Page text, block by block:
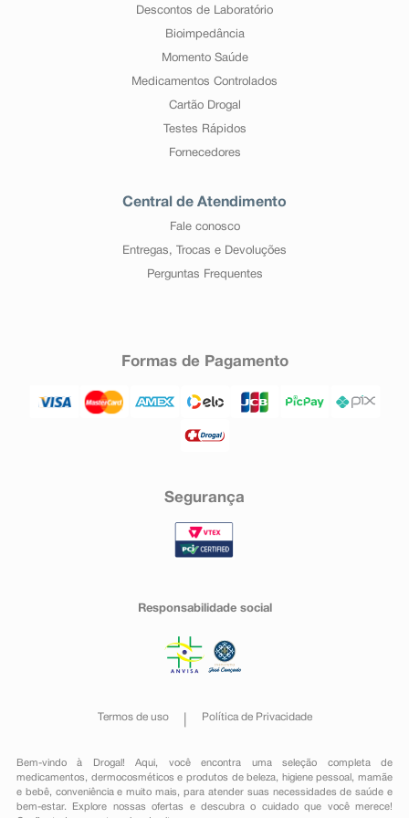
Descontos de Laboratório
Bioimpedância
Momento Saúde
Medicamentos Controlados
Cartão Drogal
Testes Rápidos
Fornecedores
Central de Atendimento
Fale conosco
Entregas, Trocas e Devoluções
Perguntas Frequentes
Formas de Pagamento
Segurança
Responsabilidade social
Termos de uso Política de Privacidade
Bem-vindo à Drogal! Aqui, você encontra uma seleção completa de
medicamentos , dermocosméticos e produtos de beleza, higiene pessoal ,mamãe
e bebê, conveniênciae muito mais, para atender suas necessidades de saúde e
bem-estar. Explore nossas ofertas e descubra o cuidado que você merece!